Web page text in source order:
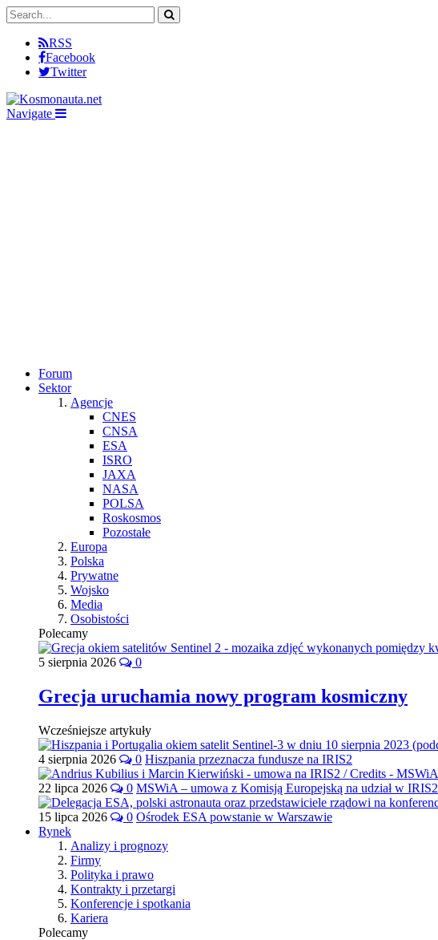
RSS
Facebook
Twitter
Navigate
Forum
Sektor
Agencje
CNES
CNSA
ESA
ISRO
JAXA
NASA
POLSA
Roskosmos
Pozostałe
Europa
Polska
Prywatne
Wojsko
Media
Osobistości
Polecamy
5 sierpnia 2026 0
Grecja uruchamia nowy program kosmiczny
Wcześniejsze artykuły
4 sierpnia 2026 0 Hiszpania przeznacza fundusze na IRIS2
22 lipca 2026 0 MSWiA – umowa z Komisją Europejską na udział w IRIS2
15 lipca 2026 0 Ośrodek ESA powstanie w Warszawie
Rynek
Analizy i prognozy
Firmy
Polityka i prawo
Kontrakty i przetargi
Konferencje i spotkania
Kariera
Polecamy